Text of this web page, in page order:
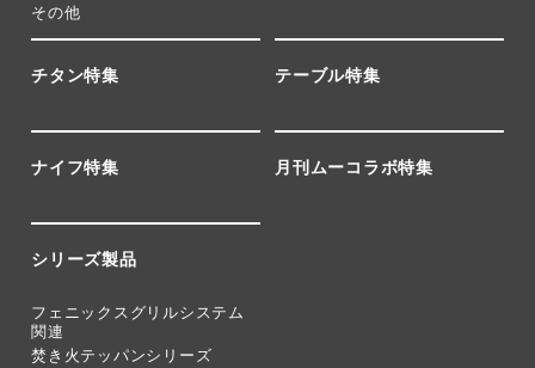
その他
チタン特集 テーブル特集
ナイフ特集 月刊ムーコラボ特集
シリーズ製品
フェニックスグリルシステム
関連
焚き火テッパンシリーズ